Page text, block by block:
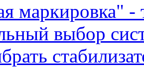
маркировка"
выбор